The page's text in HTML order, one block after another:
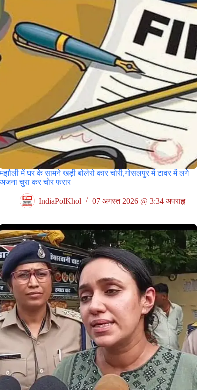
मझौली में घर के सामने खड़ी बोलेरो कार चोरी,गोसलपुर में टावर में लगे
अजना चुरा कर चोर फरार
IndiaPolKhol 07 अगस्त 2026 @ 3:34 अपराह्न